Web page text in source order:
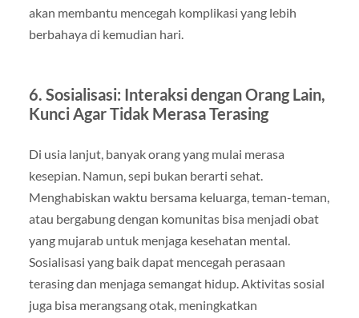
akan membantu mencegah komplikasi yang lebih
berbahaya di kemudian hari.
6. Sosialisasi: Interaksi dengan Orang Lain,
Kunci Agar Tidak Merasa Terasing
Di usia lanjut, banyak orang yang mulai merasa
kesepian. Namun, sepi bukan berarti sehat.
Menghabiskan waktu bersama keluarga, teman-teman,
atau bergabung dengan komunitas bisa menjadi obat
yang mujarab untuk menjaga kesehatan mental.
Sosialisasi yang baik dapat mencegah perasaan
terasing dan menjaga semangat hidup. Aktivitas sosial
juga bisa merangsang otak, meningkatkan